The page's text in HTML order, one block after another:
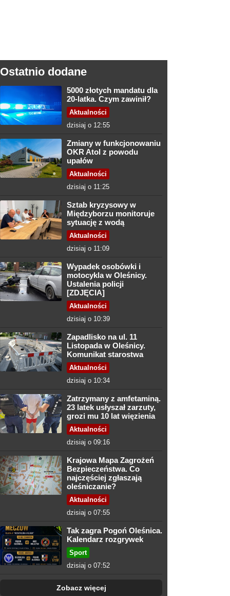
Ostatnio dodane
5000 złotych mandatu dla
20-latka. Czym zawinił?
Aktualności
dzisiaj o 12:55
Zmiany w funkcjonowaniu
OKR Atol z powodu
upałów
Aktualności
dzisiaj o 11:25
Sztab kryzysowy w
Międzyborzu monitoruje
sytuację z wodą
Aktualności
dzisiaj o 11:09
Wypadek osobówki i
motocykla w Oleśnicy.
Ustalenia policji
[ZDJĘCIA]
Aktualności
dzisiaj o 10:39
Zapadlisko na ul. 11
Listopada w Oleśnicy.
Komunikat starostwa
Aktualności
dzisiaj o 10:34
Zatrzymany z amfetaminą.
23 latek usłyszał zarzuty,
grozi mu 10 lat więzienia
Aktualności
dzisiaj o 09:16
Krajowa Mapa Zagrożeń
Bezpieczeństwa. Co
najczęściej zgłaszają
oleśniczanie?
Aktualności
dzisiaj o 07:55
Tak zagra Pogoń Oleśnica.
Kalendarz rozgrywek
Sport
dzisiaj o 07:52
Zobacz więcej